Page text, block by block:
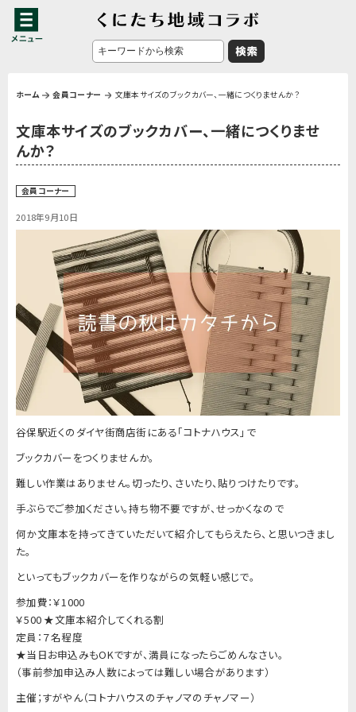
ホーム 会員コーナー 文庫本サイズのブックカバー、一緒につくりませんか？
文庫本サイズのブックカバー、一緒につくりませ
んか？
会員コーナー
2018年9月10日
谷保駅近くのダイヤ街商店街にある「コトナハウス」で
ブックカバーをつくりませんか。
難しい作業はありません。切ったり、 さいたり、貼りつけたりです。
手ぶらでご参加ください。持ち物不要ですが、せっかくなので
何か文庫本を持ってきていただいて紹介してもらえたら、と思いつきまし
た。
といってもブックカバーを作りながらの気軽い感じで。
参加費：￥1000
￥500 ★文庫本紹介してくれる割
定員：７名程度
★当日お申込みもOKですが、満員になったらごめんなさい。
（事前参加申込み人数によっては難しい場合があります）
主催；すがやん（コトナハウスのチャノマのチャノマー）